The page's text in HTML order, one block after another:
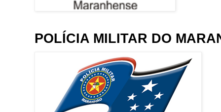
POLÍCIA MILITAR DO